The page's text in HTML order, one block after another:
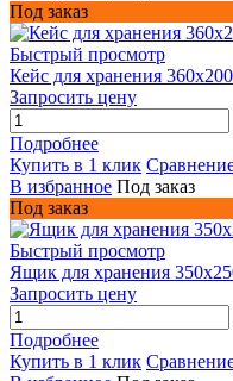
Под заказ
Быстрый просмотр
Кейс для хранения
Запросить цену
Подробнее
Купить в 1 клик
В избранное Под заказ
Под заказ
Быстрый просмотр
Ящик для хранения
Запросить цену
Подробнее
Купить в 1 клик